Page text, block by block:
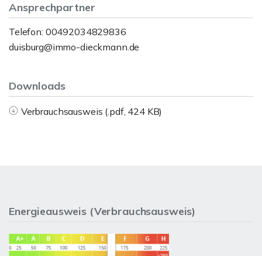
Ansprechpartner
Telefon: 00492034829836
duisburg@immo-dieckmann.de
Downloads
Verbrauchsausweis (.pdf, 424 KB)
Energieausweis (Verbrauchsausweis)